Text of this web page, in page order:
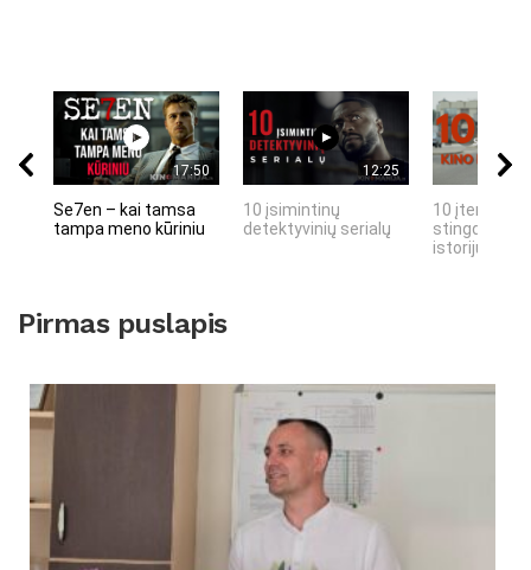
17:50
Se7en – kai tamsa
tampa meno kūriniu
12:25
10 įsimintinų
detektyvinių serialų
10 įtemptų,
stingdančių
istorijų
Pirmas puslapis